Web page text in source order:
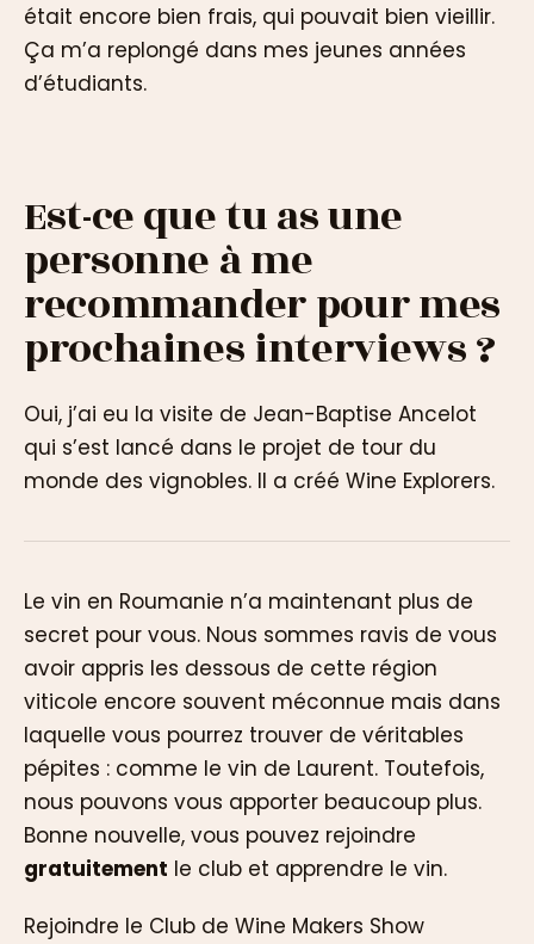
était encore bien frais, qui pouvait bien vieillir.
Ça m’a replongé dans mes jeunes années
d’étudiants.
Est-ce que tu as une
personne à me
recommander pour mes
prochaines interviews ?
Oui, j’ai eu la visite de Jean-Baptise Ancelot
qui s’est lancé dans le projet de tour du
monde des vignobles. Il a créé Wine Explorers.
Le vin en Roumanie n’a maintenant plus de
secret pour vous. Nous sommes ravis de vous
avoir appris les dessous de cette région
viticole encore souvent méconnue mais dans
laquelle vous pourrez trouver de véritables
pépites : comme le vin de Laurent. Toutefois,
nous pouvons vous apporter beaucoup plus.
Bonne nouvelle, vous pouvez rejoindre
gratuitement le club et apprendre le vin.
Rejoindre le Club de Wine Makers Show